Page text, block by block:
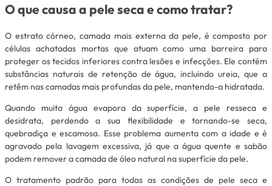
O que causa a pele seca e como tratar?
O estrato córneo, camada mais externa da pele, é composto por
células achatadas mortas que atuam como uma barreira para
proteger os tecidos inferiores contra lesões e infecções. Ele contém
substâncias naturais de retenção de água, incluindo ureia, que a
retêm nas camadas mais profundas da pele, mantendo-a hidratada.
Quando muita água evapora da superfície, a pele resseca e
desidrata, perdendo a sua flexibilidade e tornando-se seca,
quebradiça e escamosa. Esse problema aumenta com a idade e é
agravado pela lavagem excessiva, já que a água quente e sabão
podem remover a camada de óleo natural na superfície da pele.
O tratamento padrão para todas as condições de pele seca e